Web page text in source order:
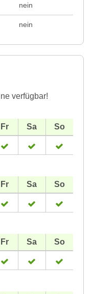
nein
nein
verfügbar!